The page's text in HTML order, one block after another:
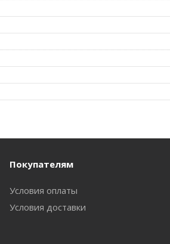
Покупателям
Условия оплаты
Условия доставки